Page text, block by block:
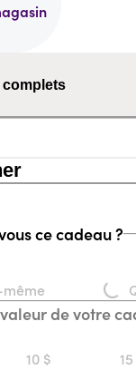
complets
ce cadeau ?
Loading...
de votre
10 $